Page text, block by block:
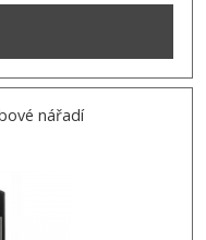
nářadí